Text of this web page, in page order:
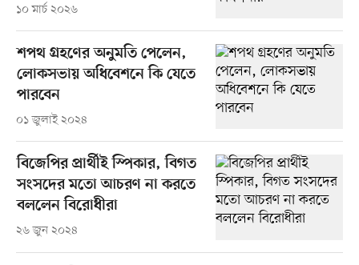
১০ মার্চ ২০২৬
শপথ গ্রহণের অনুমতি পেলেন,
লোকসভায় অধিবেশনে কি যেতে
পারবেন
০১ জুলাই ২০২৪
বিজেপির প্রার্থীই স্পিকার, বিগত
সংসদের মতো আচরণ না করতে
বললেন বিরোধীরা
২৬ জুন ২০২৪